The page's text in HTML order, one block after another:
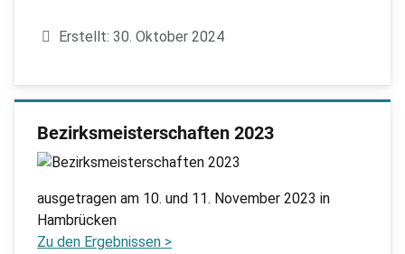
DetailsErstellt: 30. Oktober 2024
Bezirksmeisterschaften 2023
ausgetragen am 10. und 11. November 2023 in
Hambrücken
Zu den Ergebnissen >